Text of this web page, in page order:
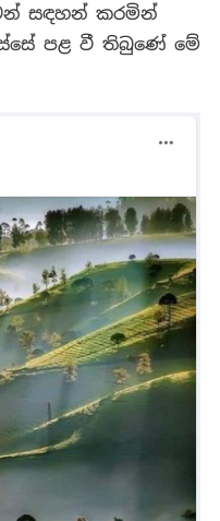
සඳහන් කරමින්
පළ වී තිබුණේ මේ